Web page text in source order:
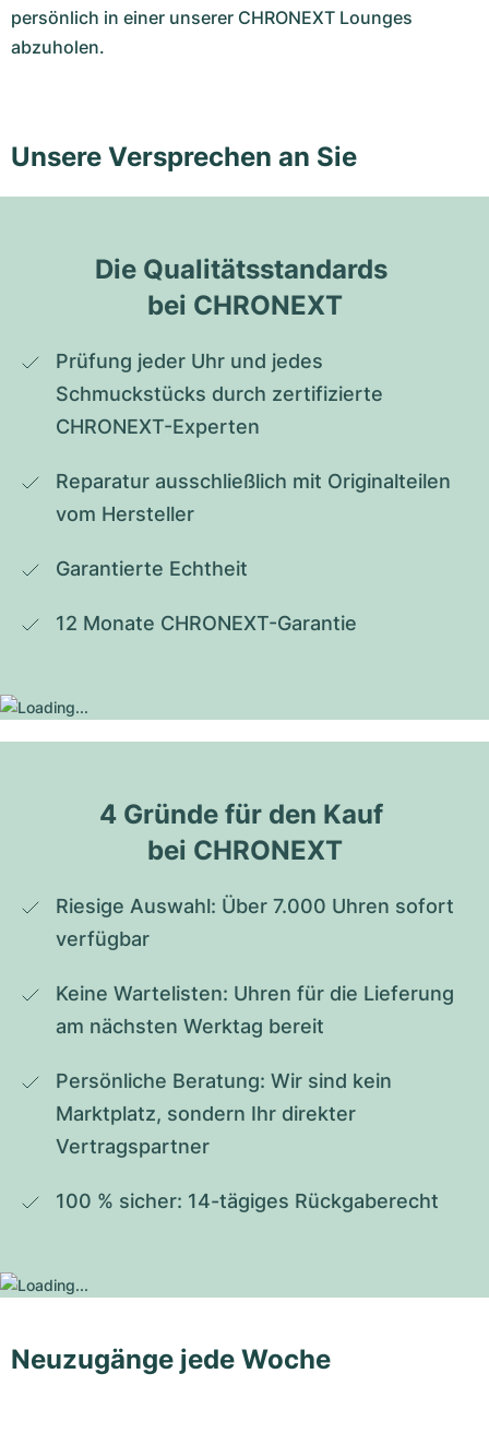
persönlich in einer unserer CHRONEXT Lounges
abzuholen.
Unsere Versprechen an Sie
Die Qualitätsstandards
bei CHRONEXT
Prüfung jeder Uhr und jedes
Schmuckstücks durch zertifizierte
CHRONEXT-Experten
Reparatur ausschließlich mit Originalteilen
vom Hersteller
Garantierte Echtheit
12 Monate CHRONEXT-Garantie
4 Gründe für den Kauf
bei CHRONEXT
Riesige Auswahl: Über 7.000 Uhren sofort
verfügbar
Keine Wartelisten: Uhren für die Lieferung
am nächsten Werktag bereit
Persönliche Beratung: Wir sind kein
Marktplatz, sondern Ihr direkter
Vertragspartner
100 % sicher: 14-tägiges Rückgaberecht
Neuzugänge jede Woche